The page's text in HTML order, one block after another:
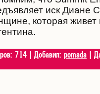
иск Диане
которая живет
714 | Добавил: pomada |